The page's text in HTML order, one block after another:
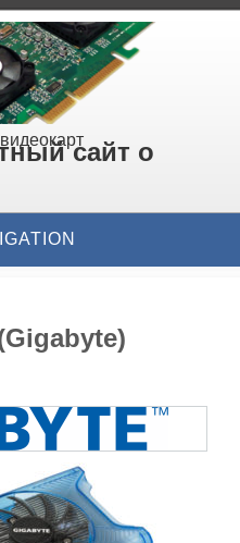
сайт о